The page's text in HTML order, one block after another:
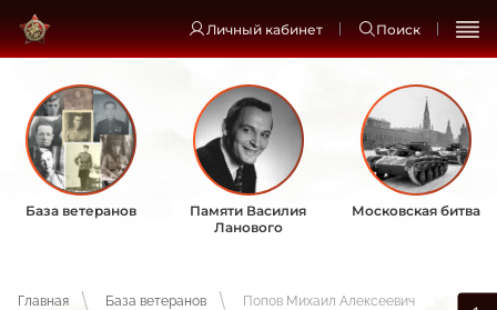
Личный кабинет Поиск
База ветеранов
Памяти Василия
Ланового
Московская битва
Главная База ветеранов Попов Михаил Алексеевич